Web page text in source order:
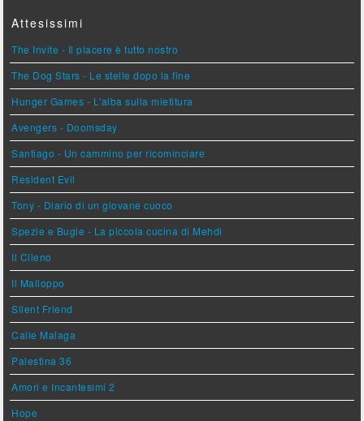
Attesissimi
The Invite - Il piacere è tutto nostro
The Dog Stars - Le stelle dopo la fine
Hunger Games - L'alba sulla mietitura
Avengers - Doomsday
Santiago - Un cammino per ricominciare
Resident Evil
Tony - Diario di un giovane cuoco
Spezie e Bugie - La piccola cucina di Mehdi
Il Cileno
Il Malloppo
Silent Friend
Calle Malaga
Palestina 36
Amori e Incantesimi 2
Hope